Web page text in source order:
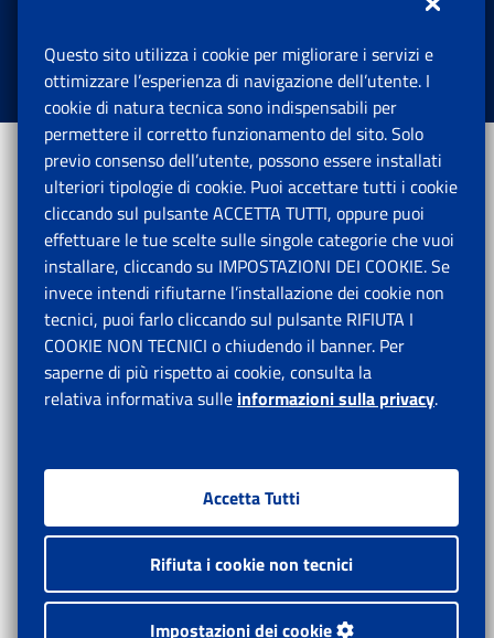
Istituto Nazionale Previdenza Sociale.
Tutti i diritti riservati.
Questo sito utilizza i cookie per migliorare i servizi e
ottimizzare l’esperienza di navigazione dell’utente. I
cookie di natura tecnica sono indispensabili per
permettere il corretto funzionamento del sito. Solo
previo consenso dell’utente, possono essere installati
ulteriori tipologie di cookie. Puoi accettare tutti i cookie
cliccando sul pulsante ACCETTA TUTTI, oppure puoi
effettuare le tue scelte sulle singole categorie che vuoi
installare, cliccando su IMPOSTAZIONI DEI COOKIE. Se
invece intendi rifiutarne l’installazione dei cookie non
tecnici, puoi farlo cliccando sul pulsante RIFIUTA I
COOKIE NON TECNICI o chiudendo il banner. Per
saperne di più rispetto ai cookie, consulta la
relativa informativa sulle informazioni sulla privacy.
Accetta Tutti
Rifiuta i cookie non tecnici
Impostazioni dei cookie